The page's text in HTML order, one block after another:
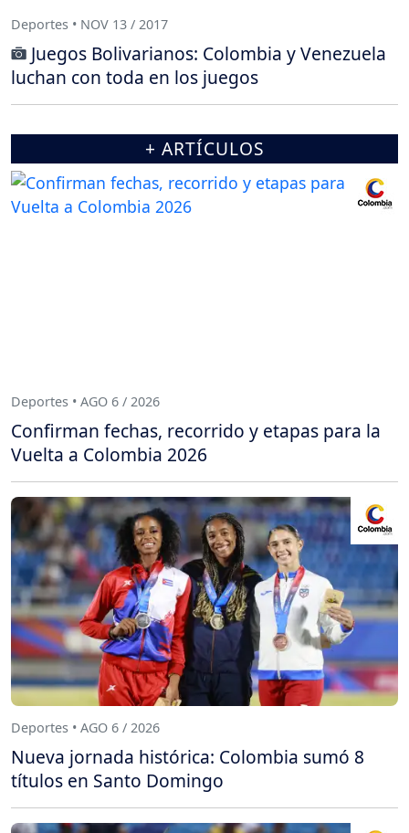
Deportes • NOV 13 / 2017
Juegos Bolivarianos: Colombia y Venezuela
luchan con toda en los juegos
+ ARTÍCULOS
Deportes • AGO 6 / 2026
Confirman fechas, recorrido y etapas para la
Vuelta a Colombia 2026
Deportes • AGO 6 / 2026
Nueva jornada histórica: Colombia sumó 8
títulos en Santo Domingo